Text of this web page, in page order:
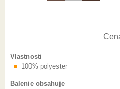
Vlastnosti
100% polyester
Balenie obsahuje